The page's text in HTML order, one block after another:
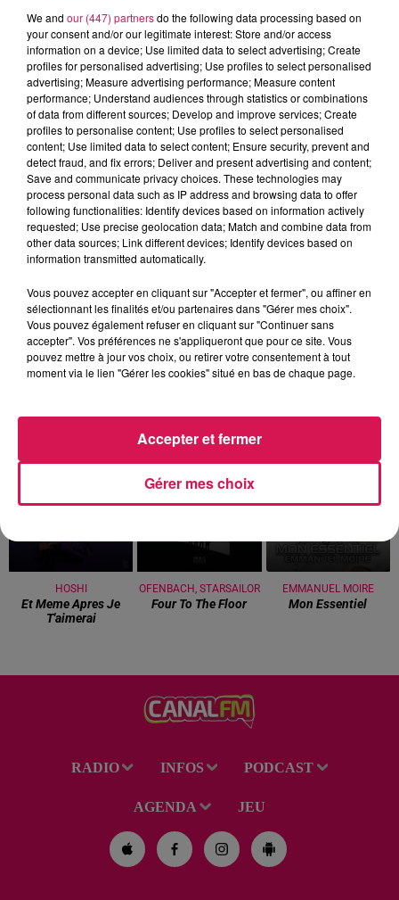
Canal fm
Geoffrey Deloux
17.06.2026 - Géraldine fais un métier du X
0:00 2 min 15 sec
17 juin 2026 - 2 min 15 sec
17.06.2026 - GÉRALDINE FAIS UN MÉTIER DU X
Revivez les meilleurs moments de la Ligne des Auditeurs
HOSHI
Et Meme Apres Je
T'aimerai
OFENBACH, STARSAILOR
Four To The Floor
EMMANUEL MOIRE
Mon Essentiel
RADIO INFOS PODCAST
AGENDA JEU
We and our (447) partnersdo the following data processing based on
your consent and/or our legitimate interest: Store and/or access
information on a device; Use limited data to select advertising; Create
profiles for personalised advertising; Use profiles to select personalised
advertising; Measure advertising performance; Measure content
performance; Understand audiences through statistics or combinations
of data from different sources; Develop and improve services; Create
profiles to personalise content; Use profiles to select personalised
content; Use limited data to select content; Ensure security, prevent and
detect fraud, and fix errors; Deliver and present advertising and content;
Save and communicate privacy choices. These technologies may
process personal data such as IP address and browsing data to offer
following functionalities: Identify devices based on information actively
requested; Use precise geolocation data; Match and combine data from
other data sources; Link different devices; Identify devices based on
information transmitted automatically.
Vous pouvez accepter en cliquant sur "Accepter et fermer", ou affiner en
sélectionnant les finalités et/ou partenaires dans "Gérer mes choix".
Vous pouvez également refuser en cliquant sur "Continuer sans
accepter". Vos préférences ne s'appliqueront que pour ce site. Vous
pouvez mettre à jour vos choix, ou retirer votre consentement à tout
moment via le lien "Gérer les cookies" situé en bas de chaque page.
Gérer mes choix
Accepter et fermer